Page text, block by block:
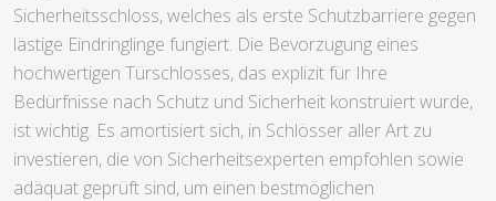
Sicherheitsschloss, welches als erste Schutzbarriere gegen
lästige Eindringlinge fungiert. Die Bevorzugung eines
hochwertigen Türschlosses, das explizit für Ihre
Bedürfnisse nach Schutz und Sicherheit konstruiert wurde,
ist wichtig. Es amortisiert sich, in Schlösser aller Art zu
investieren, die von Sicherheitsexperten empfohlen sowie
adäquat geprüft sind, um einen bestmöglichen